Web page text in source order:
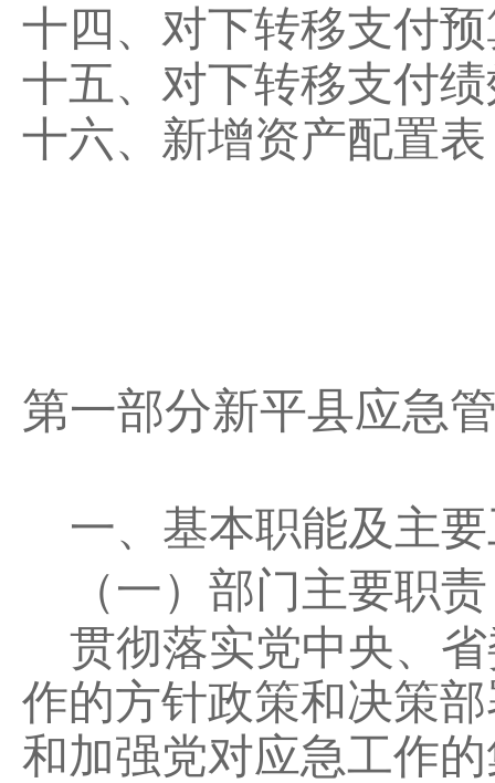
十四、对下转移支付
十五、对下转移支付
十六、新增资产配置表
第一部分新平县应急
一、基本职能及主
（一）部门主要职责
贯彻落实党中央、
作的方针政策和决策
和加强党对应急工作